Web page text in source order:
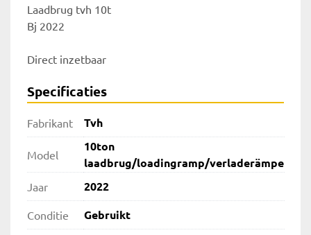
Laadbrug tvh 10t
Bj 2022
Direct inzetbaar
Specificaties
Fabrikant Tvh
Model
10ton
laadbrug/loadingramp/verladerämpe
Jaar 2022
Conditie Gebruikt